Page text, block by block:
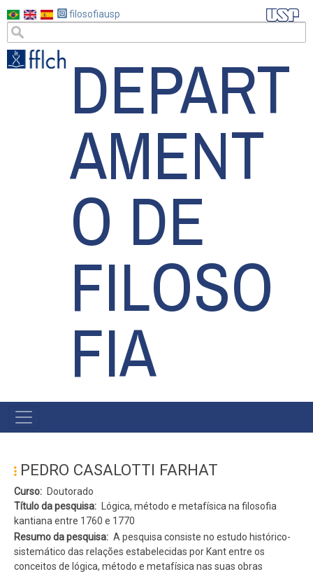
para
conteúdo
principal
filosofiausp
DEPART
AMENT
O DE
FILOSO
FIA
#MENU
PEDRO CASALOTTI FARHAT
Curso
Doutorado
Título da pesquisa
Lógica, método e metafísica na filosofia
kantiana entre 1760 e 1770
Resumo da pesquisa
A pesquisa consiste no estudo histórico-
sistemático das relações estabelecidas por Kant entre os
conceitos de lógica, método e metafísica nas suas obras